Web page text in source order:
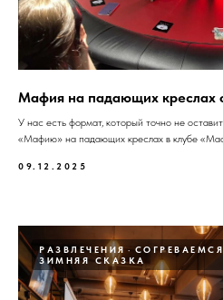
Мафия на падающих креслах
У нас есть формат, который точно не
«Мафию» на падающих креслах в клубе
09.12.2025
РАЗВЛЕЧЕНИЯ
ЗИМНЯЯ СКАЗКА